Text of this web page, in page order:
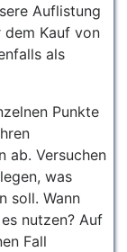
Auflistung
Kauf von
als
Punkte
ab. Versuchen
was
soll. Wann
nutzen? Auf
Fall